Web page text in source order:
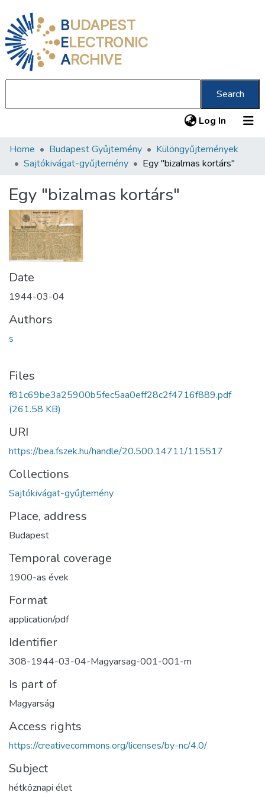
BUDAPEST
ELECTRONIC
ARCHIVE
Search
Log In (current)
Communities & Collections
Statistics
About us
Home Budapest Gyűjtemény
Különgyűjtemények
Sajtókivágat-gyűjtemény
Egy "bizalmas kortárs"
Egy "bizalmas kortárs"
Date
1944-03-04
Authors
s
Files
f81c69be3a25900b5fec5aa0eff28c2f4716f889.pdf
(261.58 KB)
URI
https://bea.fszek.hu/handle/20.500.14711/115517
Collections
Sajtókivágat-gyűjtemény
Place, address
Budapest
Temporal coverage
1900-as évek
Format
application/pdf
Identifier
308-1944-03-04-Magyarsag-001-001-m
Is part of
Magyarság
Access rights
https://creativecommons.org/licenses/by-nc/4.0/
Subject
hétköznapi élet